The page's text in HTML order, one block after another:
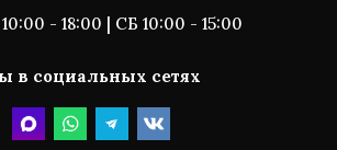
- 18:00 | СБ 10:00 - 15:00
в социальных сетях